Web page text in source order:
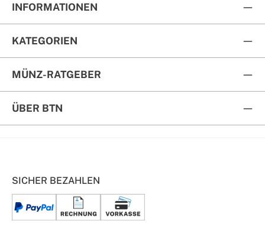
INFORMATIONEN
KATEGORIEN
MÜNZ-RATGEBER
ÜBER BTN
SICHER BEZAHLEN